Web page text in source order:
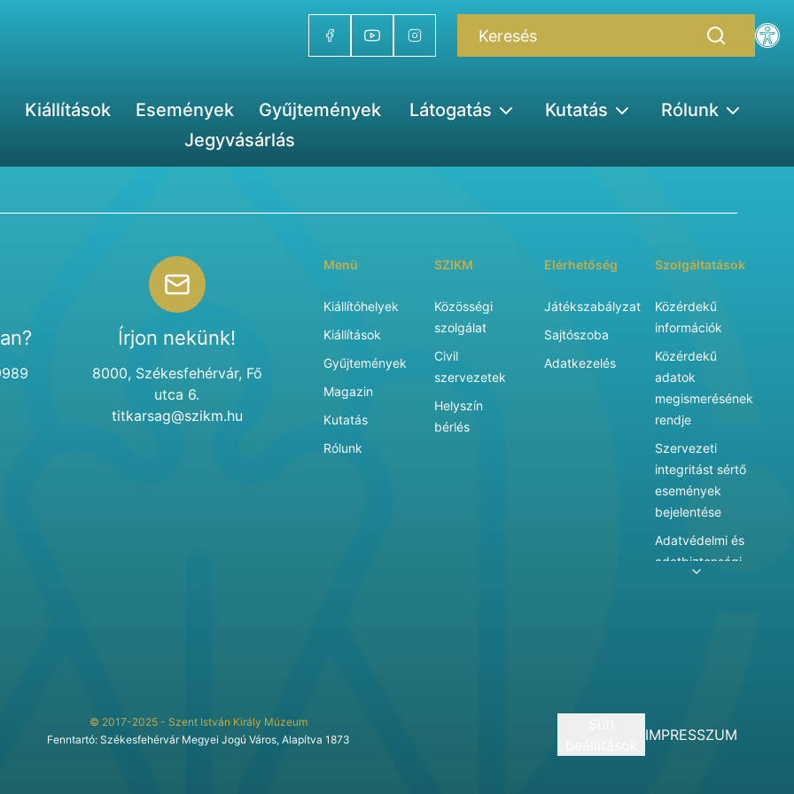
Kiállítások Események Gyűjtemények Látogatás Kutatás
Rólunk
Jegyvásárlás
Írjon nekünk!
8000, Székesfehérvár, Fő
utca 6.
titkarsag@szikm.hu
Menü
Kiállítóhelyek
Kiállítások
Gyűjtemények
Magazin
Kutatás
Rólunk
SZIKM
Közösségi
szolgálat
Civil
szervezetek
Helyszín
bérlés
Elérhetőség
Játékszabályzat
Sajtószoba
Adatkezelés
Szolgáltatások
Közérdekű
információk
Közérdekű
adatok
megismerésének
rendje
Szervezeti
integritást sértő
események
bejelentése
Adatvédelmi és
adatbiztonsági
szolgáltatásai
© 2017-2025 - Szent István Király Múzeum
Fenntartó: Székesfehérvár Megyei Jogú Város, Alapítva 1873
IMPRESSZUM